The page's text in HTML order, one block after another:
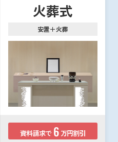
火葬式
安置＋火葬
資料請求で 6 万円割引